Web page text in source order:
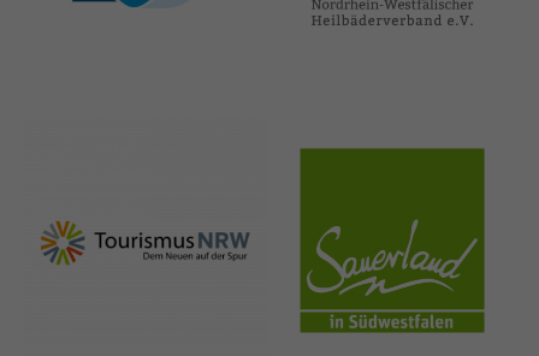
nrw-
tourismus.de
sauerland.co
m